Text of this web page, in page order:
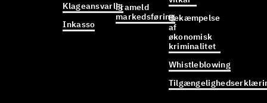
Klageansvarlig
Inkasso
Frameld
markedsføringBekæmpelse
af
økonomisk
kriminalitet
Whistleblowing